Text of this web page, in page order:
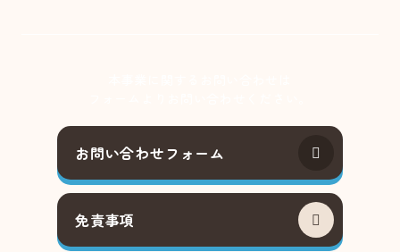
お問い合わせフォーム
免責事項